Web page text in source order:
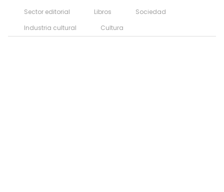
Sector editorial Libros
Sociedad
Industria cultural
Cultura